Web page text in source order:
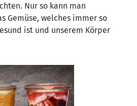
Nur so kann man
Gemüse, welches immer so
ist und unserem Körper